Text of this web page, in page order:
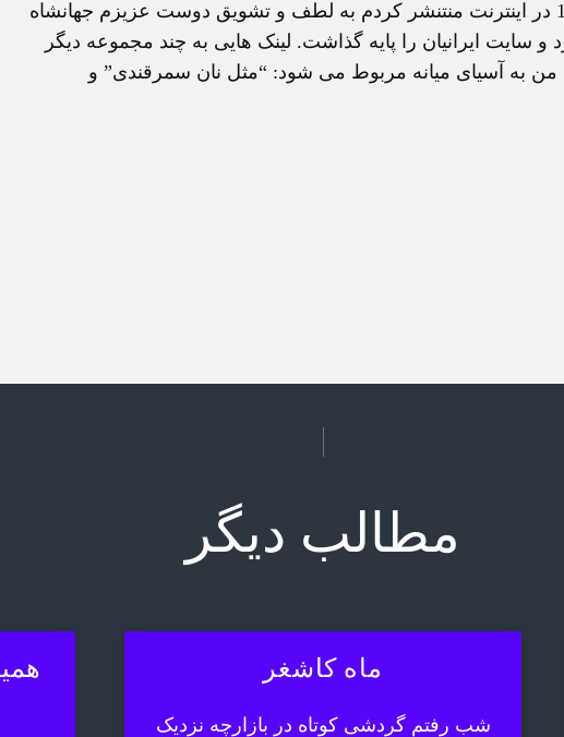
اين عکس از اولين مجموعه ای است که در 1998 در اينترنت منتنشر کردم به لطف و تشويق دوست عزيزم جهانشاه
سايت ايرانيان را پايه گذاشت. لينک هايی به چند مجموعه ديگر
من به آسيای ميانه مربوط می شود: “مثل نان سمرقندی” و
مطالب دیگر
ماه کاشغر
شب رفتم گردشی کوتاه در بازارچه نزدیک